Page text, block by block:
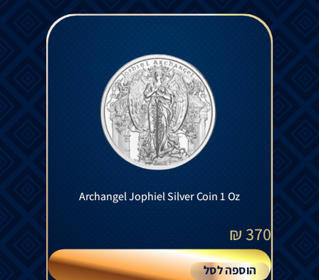
Archangel Jophiel Silver Coin 1 Oz
370
₪
הוספה לסל